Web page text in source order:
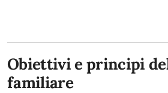
Obiettivi e principi
familiare